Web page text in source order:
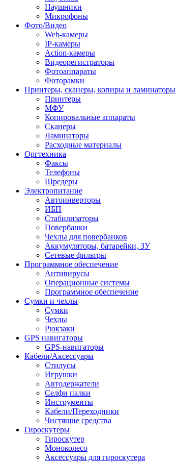
Наушники
Микрофоны
Фото/Видео
Web-камеры
IP-камеры
Action-камеры
Видеорегистраторы
Фотоаппараты
Фоторамки
Принтеры, сканеры, копиры и ламинаторы
Принтеры
МФУ
Копировальные аппараты
Сканеры
Ламинаторы
Расходные материалы
Оргтехника
Факсы
Телефоны
Шредеры
Электропитание
Автоинверторы
ИБП
Стабилизаторы
Повербанки
Чехлы для повербанков
Аккумуляторы, батарейки, ЗУ
Сетевые фильтры
Программное обеспечение
Антивирусы
Операционные системы
Программное обеспечение
Сумки и чехлы
Сумки
Чехлы
Рюкзаки
GPS навигаторы
GPS-навигаторы
Кабели/Аксессуары
Стилусы
Игрушки
Автодержатели
Селфи палки
Инструменты
Кабели/Переходники
Чистящие средства
Гироскутеры
Гироскутер
Моноколесо
Аксессуары для гироскутера